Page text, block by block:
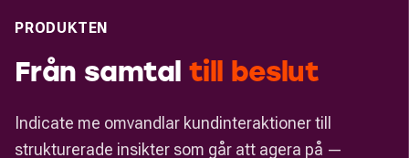
PRODUKTEN
Från samtal till beslut
Indicate me omvandlar kundinteraktioner till
strukturerade insikter som går att agera på —